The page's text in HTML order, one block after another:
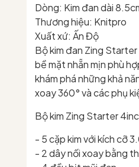
Dòng: Kim đan dài
Thương hiệu: Knitpro
Xuất xứ: Ấn Độ
Bộ kim đan Zing
bề mặt nhẵn mịn phù
khám phá những khả
xoay 360° và các phụ
Bộ kim Zing Starter
- 5 cặp kim với kích cỡ
- 2 dây nối xoay bằng